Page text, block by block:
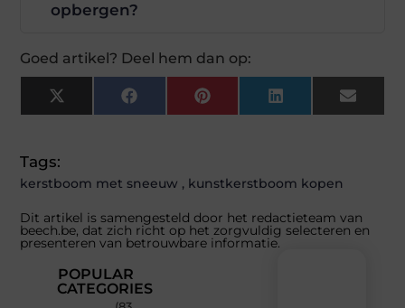
opbergen?
Goed artikel? Deel hem dan op:
X
(Twitter)
FacebookPinterestLinkedInEmail
Tags:
kerstboom met sneeuw , kunstkerstboom kopen
Dit artikel is samengesteld door het redactieteam van
beech.be, dat zich richt op het zorgvuldig selecteren en
presenteren van betrouwbare informatie.
POPULAR
CATEGORIES